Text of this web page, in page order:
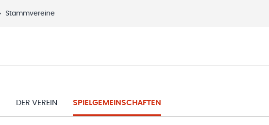
Stammvereine
DER VEREIN SPIELGEMEINSCHAFTEN